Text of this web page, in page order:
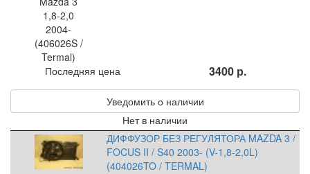
Последняя цена 3400 р.
Уведомить о наличии
Нет в наличии
ДИФФУЗОР БЕЗ РЕГУЛЯТОРА MAZDA 3 /
FOCUS II / S40 2003- (V-1,8-2,0L)
(404026TO / TERMAL)